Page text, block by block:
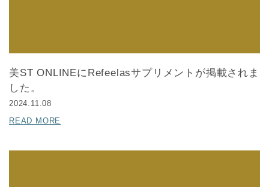
美ST ONLINEにRefeelasサプリメントが掲載されま
した。
2024.11.08
READ MORE